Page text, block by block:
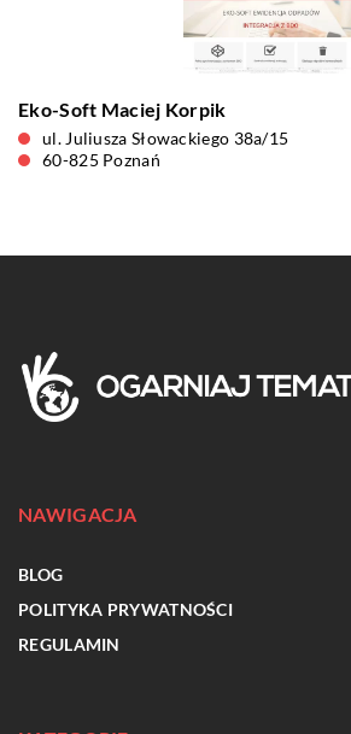
Eko-Soft Maciej Korpik
ul. Juliusza Słowackiego 38a/15
60-825 Poznań
NAWIGACJA
BLOG
POLITYKA PRYWATNOŚCI
REGULAMIN